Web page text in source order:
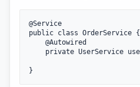
@Service
public class OrderService {